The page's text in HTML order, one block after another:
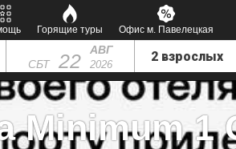
Горящие туры Офис м. Павелецкая
СБТ 22 АВГ
2026
Minimum 1